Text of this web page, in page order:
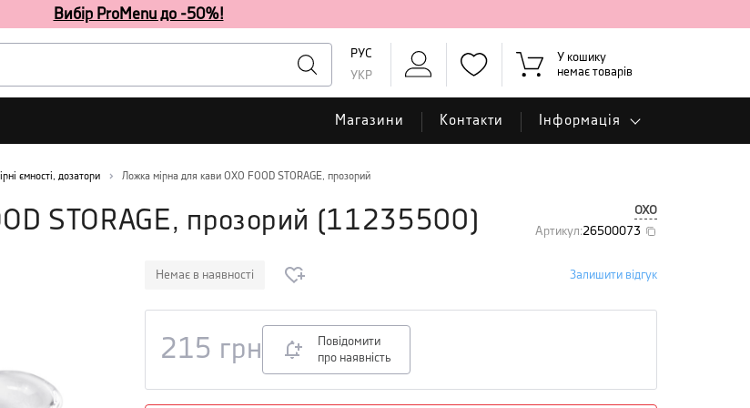
Вибір ProMenu до -50%!
РУС
УКР
У кошику
немає товарів
Магазини Контакти Інформація
ємності, дозатори Ложка мірна для кави OXO FOOD STORAGE, прозорий
STORAGE, прозорий (11235500 )
OXO
Артикул:26500073
Немає в наявності Залишити відгук
215 грн
Повідомити
про наявність